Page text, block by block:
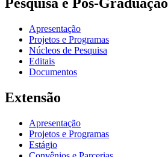
Apresentação
Projetos e Programas
Núcleos de Pesquisa
Editais
Documentos
Extensão
Apresentação
Projetos e Programas
Estágio